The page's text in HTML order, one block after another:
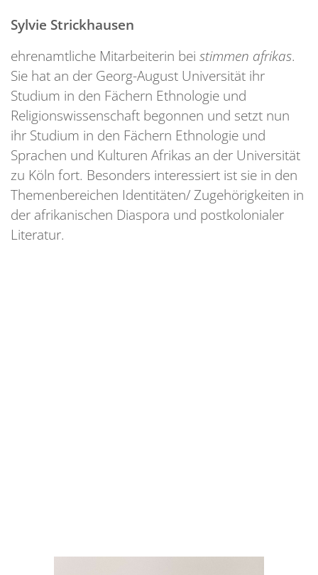
Sylvie Strickhausen
ehrenamtliche Mitarbeiterin bei stimmen afrikas.
Sie hat an der Georg-August Universität ihr
Studium in den Fächern Ethnologie und
Religionswissenschaft begonnen und setzt nun
ihr Studium in den Fächern Ethnologie und
Sprachen und Kulturen Afrikas an der Universität
zu Köln fort. Besonders interessiert ist sie in den
Themenbereichen Identitäten/ Zugehörigkeiten in
der afrikanischen Diaspora und postkolonialer
Literatur.